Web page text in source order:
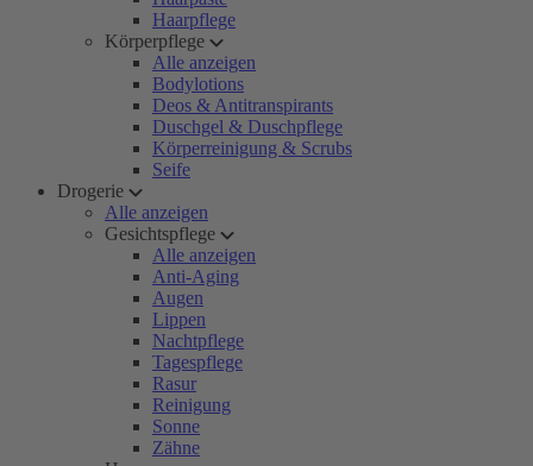
Haarpflege
Körperpflege
Alle anzeigen
Bodylotions
Deos & Antitranspirants
Duschgel & Duschpflege
Körperreinigung & Scrubs
Seife
Drogerie
Alle anzeigen
Gesichtspflege
Alle anzeigen
Anti-Aging
Augen
Lippen
Nachtpflege
Tagespflege
Rasur
Reinigung
Sonne
Zähne